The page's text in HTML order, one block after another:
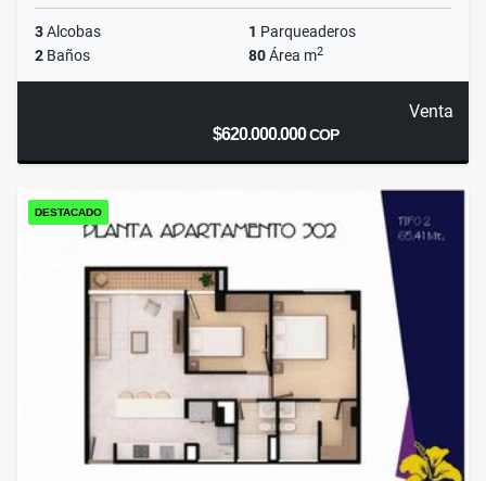
3Alcobas 1 Parqueaderos
2 Baños 80Área m2
Venta
$620.000.000COP
DESTACADO